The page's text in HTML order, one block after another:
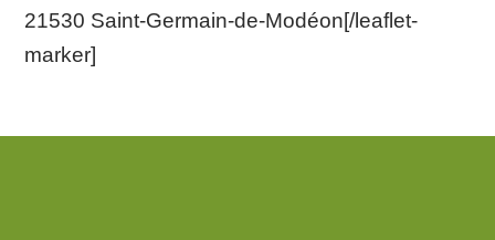
21530 Saint-Germain-de-Modéon[/leaflet-
marker]